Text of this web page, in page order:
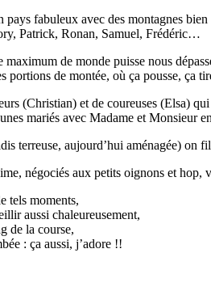
fabuleux avec des montagnes
Patrick, Ronan, Samuel, Frédéric…
de monde puisse nous
de montée, où ça pousse, ça
(Christian) et de coureuses (Elsa)
mariés avec Madame et Monsieur
terreuse, aujourd’hui aménagée)
négociés aux petits oignons et
tels moments,
aussi chaleureusement,
de la course,
: ça aussi, j’adore !!